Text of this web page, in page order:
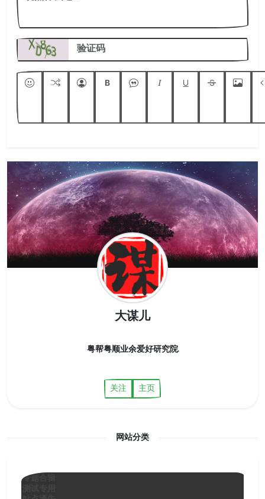
大谋儿
粤帮粤顺业余爱好研究院.
关注 主页
网站分类
专题合辑